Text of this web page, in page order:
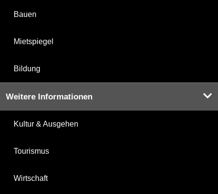
Bauen
Mietspiegel
Bildung
Weitere Informationen
Kultur & Ausgehen
Tourismus
Wirtschaft